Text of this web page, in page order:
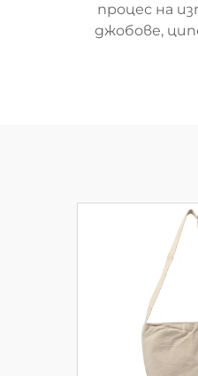
процес на
джобове,